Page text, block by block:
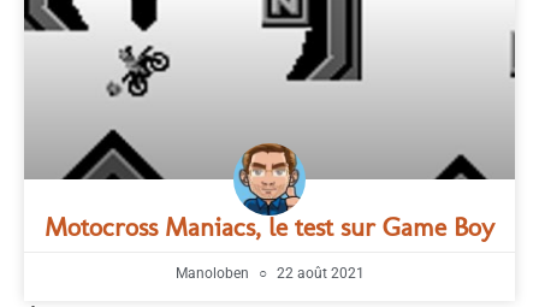
Motocross Maniacs, le test sur Game Boy
Manoloben 22 août 2021